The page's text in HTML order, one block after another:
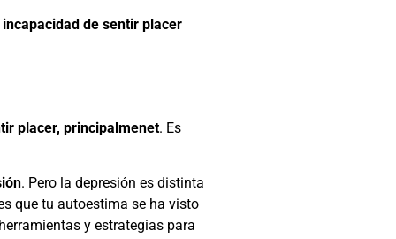
de sentir placer
placer, principalmenet. Es
. Pero la depresión es distinta
que tu autoestima se ha visto
y estrategias para